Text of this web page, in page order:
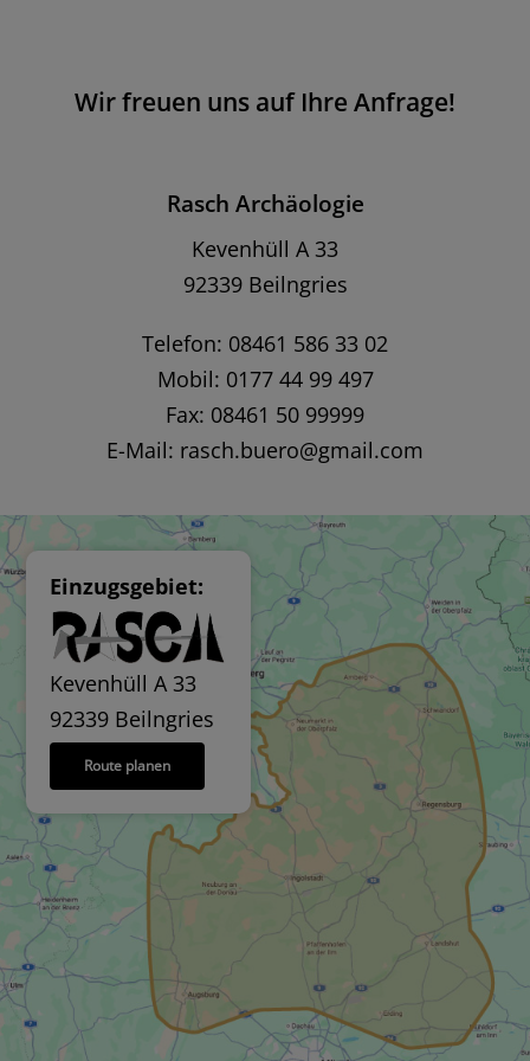
Wir freuen uns auf Ihre Anfrage!
Rasch Archäologie
Kevenhüll A 33
92339 Beilngries
Telefon: 08461 586 33 02
Mobil: 0177 44 99 497
Fax: 08461 50 99999
E-Mail: rasch.buero@gmail.com
Einzugsgebiet:
Kevenhüll A 33
92339 Beilngries
Route planen